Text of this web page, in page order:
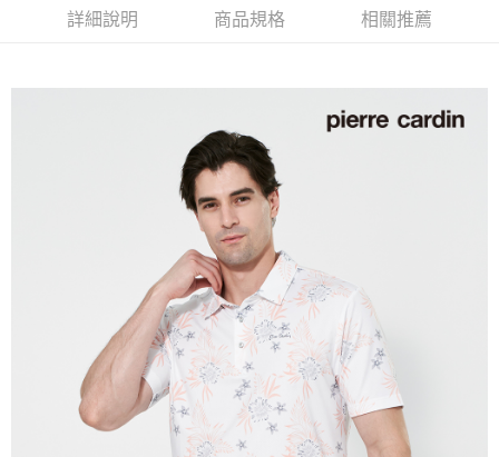
每筆NT$60，滿NT$1,200(含以上)免運費
每筆NT$60，滿NT$1,200(含以上)免運費
每筆NT$80，滿NT$1,200(含以上)免運費
每筆NT$80，滿NT$1,200(含以上)免運費
詳細說明 商品規格 相關推薦